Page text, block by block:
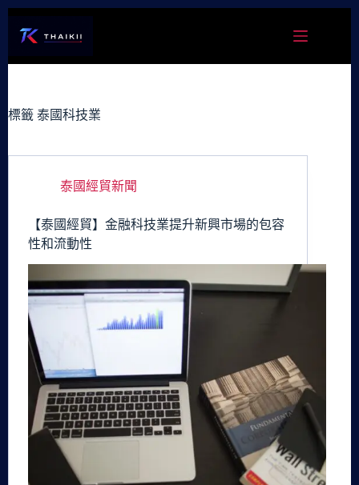
容
標籤 泰國科技業
泰國經貿新聞
【泰國經貿】金融科技業提升新興市場的包容
性和流動性